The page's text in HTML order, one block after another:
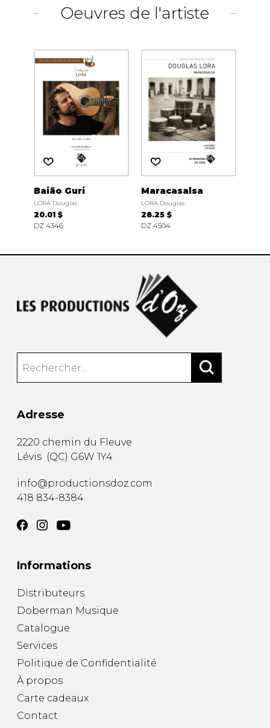
Oeuvres de l'artiste
Baião Guri
LORA Douglas
20.01 $
DZ 4346
Maracasalsa
LORA Douglas
28.25 $
DZ 4504
Adresse
2220 chemin du Fleuve
Lévis (QC) G6W 1Y4
info@productionsdoz.com
418 834-8384
Informations
Distributeurs
Doberman Musique
Catalogue
Services
Politique de Confidentialité
À propos
Carte cadeaux
Contact